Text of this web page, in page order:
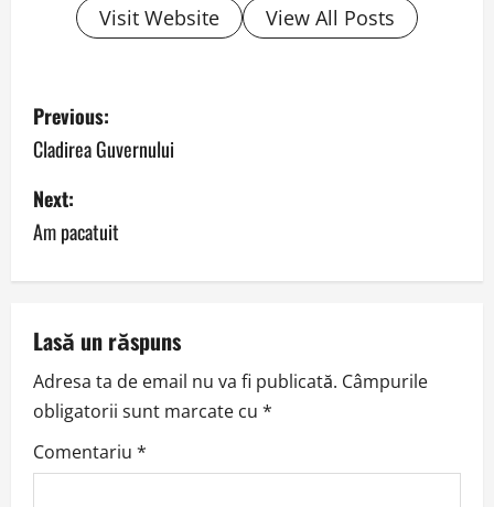
Visit Website View All Posts
P
o
s
t
n
a
v
i
g
Previous:
Cladirea Guvernului
Next:
Am pacatuit
Lasă un răspuns
Adresa ta de email nu va fi publicată. Câmpurile
obligatorii sunt marcate cu *
Comentariu *